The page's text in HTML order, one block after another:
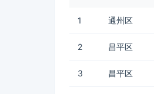
1 通州区
2 昌平区
3 昌平区